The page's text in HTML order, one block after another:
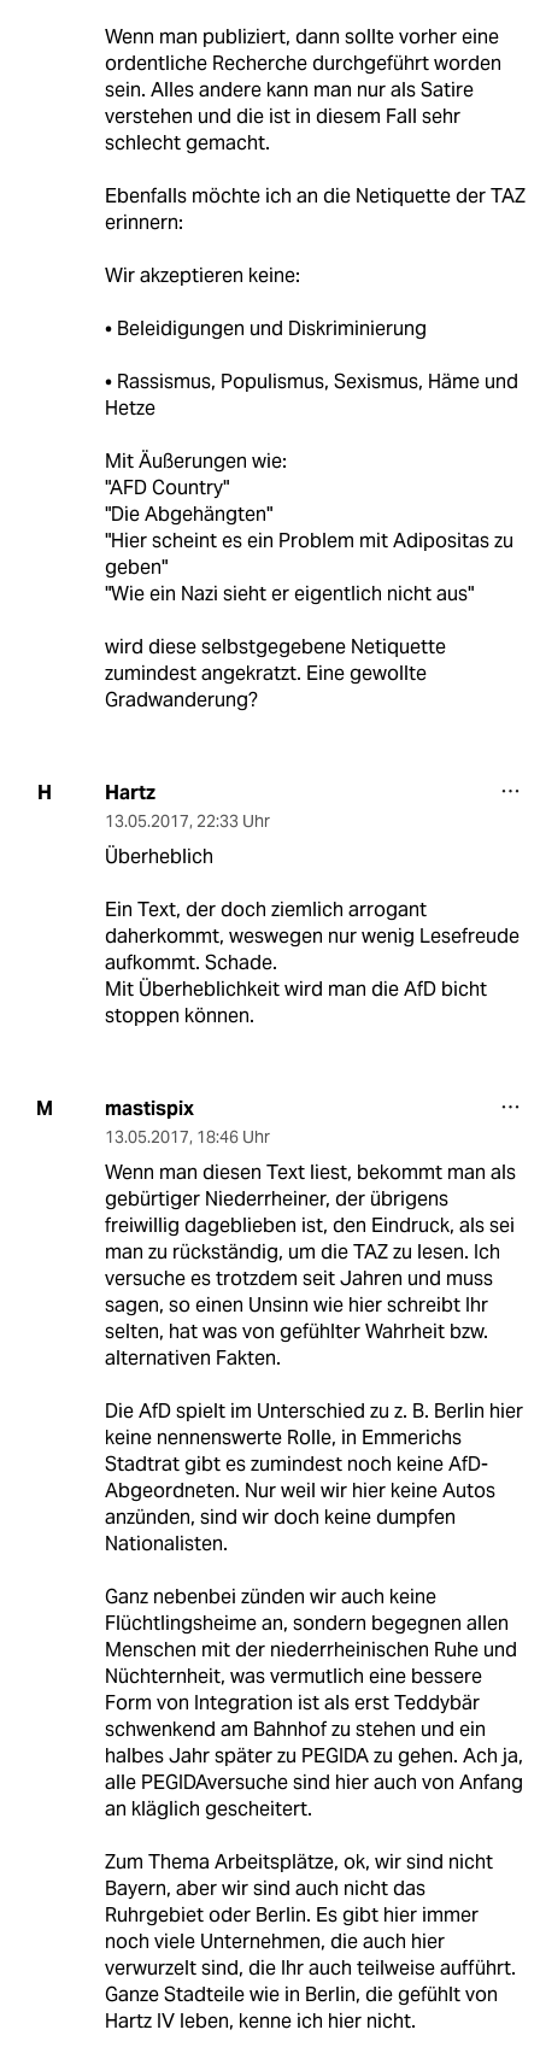
Wenn man publiziert, dann sollte vorher eine
ordentliche Recherche durchgeführt worden
sein. Alles andere kann man nur als Satire
verstehen und die ist in diesem Fall sehr
schlecht gemacht.
Ebenfalls möchte ich an die Netiquette der TAZ
erinnern:
Wir akzeptieren keine:
• Beleidigungen und Diskriminierung
• Rassismus, Populismus, Sexismus, Häme und
Hetze
Mit Äußerungen wie:
"AFD Country"
"Die Abgehängten"
"Hier scheint es ein Problem mit Adipositas zu
geben"
"Wie ein Nazi sieht er eigentlich nicht aus"
wird diese selbstgegebene Netiquette
zumindest angekratzt. Eine gewollte
Gradwanderung?
H Hartz
13.05.2017, 22:33 Uhr
Überheblich
Ein Text, der doch ziemlich arrogant
daherkommt, weswegen nur wenig Lesefreude
aufkommt. Schade.
Mit Überheblichkeit wird man die AfD bicht
stoppen können.
M mastispix
13.05.2017, 18:46 Uhr
Wenn man diesen Text liest, bekommt man als
gebürtiger Niederrheiner, der übrigens
freiwillig dageblieben ist, den Eindruck, als sei
man zu rückständig, um die TAZ zu lesen. Ich
versuche es trotzdem seit Jahren und muss
sagen, so einen Unsinn wie hier schreibt Ihr
selten, hat was von gefühlter Wahrheit bzw.
alternativen Fakten.
Die AfD spielt im Unterschied zu z. B. Berlin hier
keine nennenswerte Rolle, in Emmerichs
Stadtrat gibt es zumindest noch keine AfD-
Abgeordneten. Nur weil wir hier keine Autos
anzünden, sind wir doch keine dumpfen
Nationalisten.
Ganz nebenbei zünden wir auch keine
Flüchtlingsheime an, sondern begegnen allen
Menschen mit der niederrheinischen Ruhe und
Nüchternheit, was vermutlich eine bessere
Form von Integration ist als erst Teddybär
schwenkend am Bahnhof zu stehen und ein
halbes Jahr später zu PEGIDA zu gehen. Ach ja,
alle PEGIDAversuche sind hier auch von Anfang
an kläglich gescheitert.
Zum Thema Arbeitsplätze, ok, wir sind nicht
Bayern, aber wir sind auch nicht das
Ruhrgebiet oder Berlin. Es gibt hier immer
noch viele Unternehmen, die auch hier
verwurzelt sind, die Ihr auch teilweise aufführt.
Ganze Stadteile wie in Berlin, die gefühlt von
Hartz IV leben, kenne ich hier nicht.